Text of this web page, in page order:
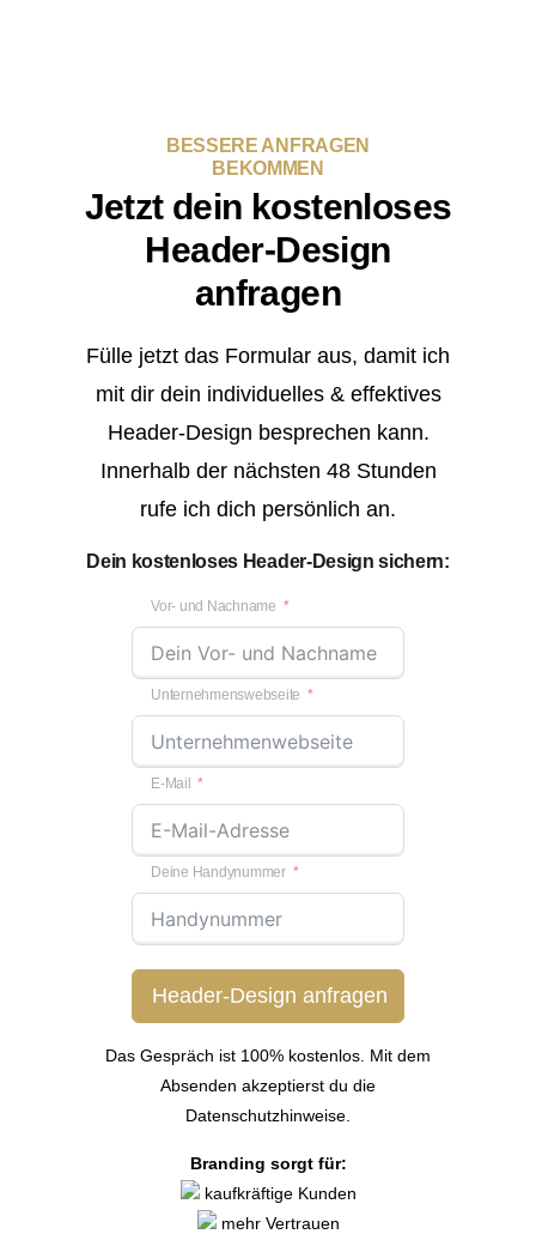
BESSERE ANFRAGEN
BEKOMMEN
Jetzt dein kostenloses
Header-Design
anfragen
Fülle jetzt das Formular aus, damit ich
mit dir dein individuelles & effektives
Header-Design besprechen kann.
Innerhalb der nächsten 48 Stunden
rufe ich dich persönlich an.
Dein kostenloses Header-Design sichern:
Vor- und Nachname
Unternehmenswebseite
E-Mail
Deine Handynummer
Header-Design anfragen
Das Gespräch ist 100% kostenlos. Mit dem
Absenden akzeptierst du die
Datenschutzhinweise.
Branding sorgt für:
kaufkräftige Kunden
mehr Vertrauen